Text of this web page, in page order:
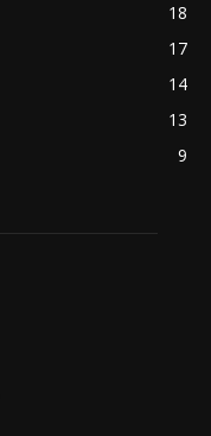
18
17
14
13
9